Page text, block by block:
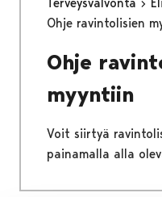
Ohje ravintolisien
Ohje
myyntiin
Voit siirtyä
painamalla alla